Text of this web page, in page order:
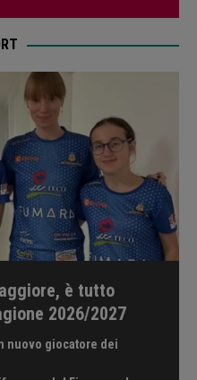
è tutto
2026/2027
nuovo giocatore dei